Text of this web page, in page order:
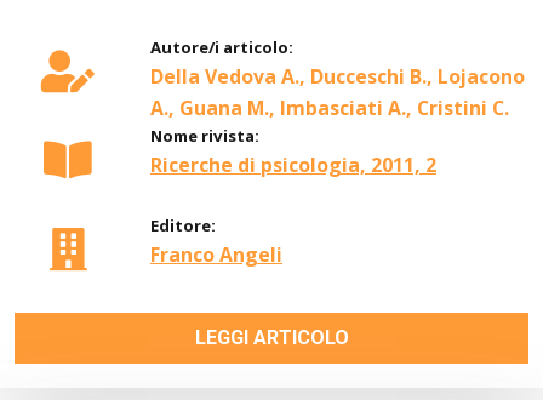
Autore/i articolo:
Della Vedova A., Ducceschi B., Lojacono
A., Guana M., Imbasciati A., Cristini C.
Nome rivista:
Ricerche di psicologia, 2011, 2
Editore:
Franco Angeli
LEGGI ARTICOLO